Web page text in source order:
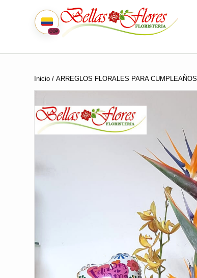
COP
Inicio /ARREGLOS FLORALES PARA CUMPLEAÑOS